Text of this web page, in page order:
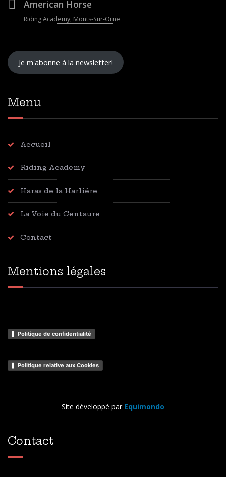
American Horse
Riding Academy, Monts-Sur-Orne
Je m'abonne à la newsletter!
Menu
Accueil
Riding Academy
Haras de la Harliére
La Voie du Centaure
Contact
Mentions légales
Politique de confidentialité
Politique relative aux Cookies
Site développé par Equimondo
Contact